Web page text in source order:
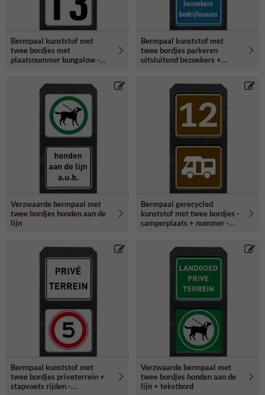
Bermpaal kunststof met
twee bordjes met
plaatsnummer bungalow -
Bermpaal kunststof met
twee bordjes parkeren
uitsluitend bezoekers +
Verzwaarde bermpaal met
twee bordjes honden aan de
lijn
Bermpaal gerecycled
kunststof met twee bordjes -
camperplaats + nummer -
Bermpaal kunststof met
twee bordjes priveterrein +
stapvoets rijden -
Verzwaarde bermpaal met
twee bordjes honden aan de
lijn + tekstbord